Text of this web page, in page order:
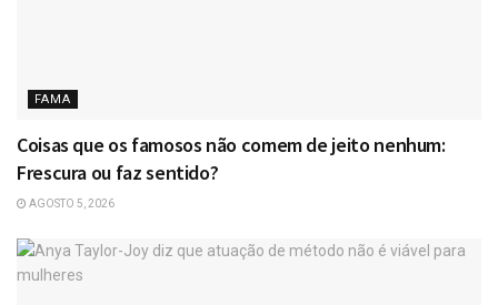
FAMA
Coisas que os famosos não comem de jeito nenhum:
Frescura ou faz sentido?
AGOSTO 5, 2026